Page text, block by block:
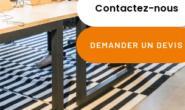
Contactez-nous
DEMANDER UN DEVIS